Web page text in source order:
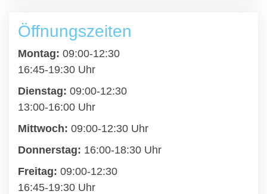
Öffnungszeiten
Montag: 09:00-12:30
16:45-19:30 Uhr
Dienstag: 09:00-12:30
13:00-16:00 Uhr
Mittwoch: 09:00-12:30 Uhr
Donnerstag: 16:00-18:30 Uhr
Freitag: 09:00-12:30
16:45-19:30 Uhr